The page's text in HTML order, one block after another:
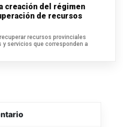
creación del régimen
de recursos
recursos provinciales
servicios que corresponden a